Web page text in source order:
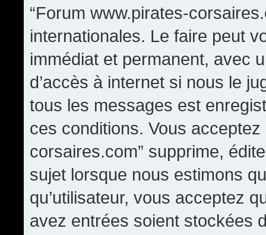
“Forum www.pirates-
internationales. Le faire peut
immédiat et permanent, avec
d’accès à internet si nous le
tous les messages est
ces conditions. Vous
corsaires.com” supprime,
sujet lorsque nous estimons
qu’utilisateur, vous acceptez
avez entrées soient stockées